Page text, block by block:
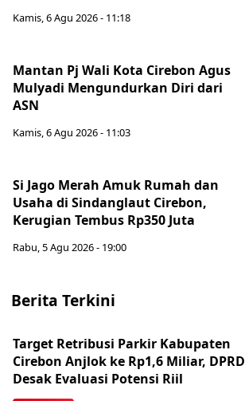
Kamis, 6 Agu 2026 - 11:18
Mantan Pj Wali Kota Cirebon Agus
Mulyadi Mengundurkan Diri dari
ASN
Kamis, 6 Agu 2026 - 11:03
Si Jago Merah Amuk Rumah dan
Usaha di Sindanglaut Cirebon,
Kerugian Tembus Rp350 Juta
Rabu, 5 Agu 2026 - 19:00
Berita Terkini
Target Retribusi Parkir Kabupaten
Cirebon Anjlok ke Rp1,6 Miliar, DPRD
Desak Evaluasi Potensi Riil